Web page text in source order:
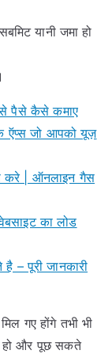
यानी जमा हो
से पैसे कैसे कमाए
ऍप्स जो आपको यूज़
| ऑनलाइन गैस
का लोड
– पूरी जानकारी
गए होंगे तभी भी
हो और पूछ सकते